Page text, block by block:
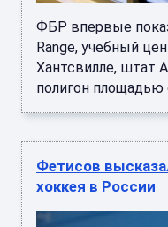
ФБР впервые
Range, учебный
Хантсвилле, штат
полигон площадью
Фетисов
хоккея в России